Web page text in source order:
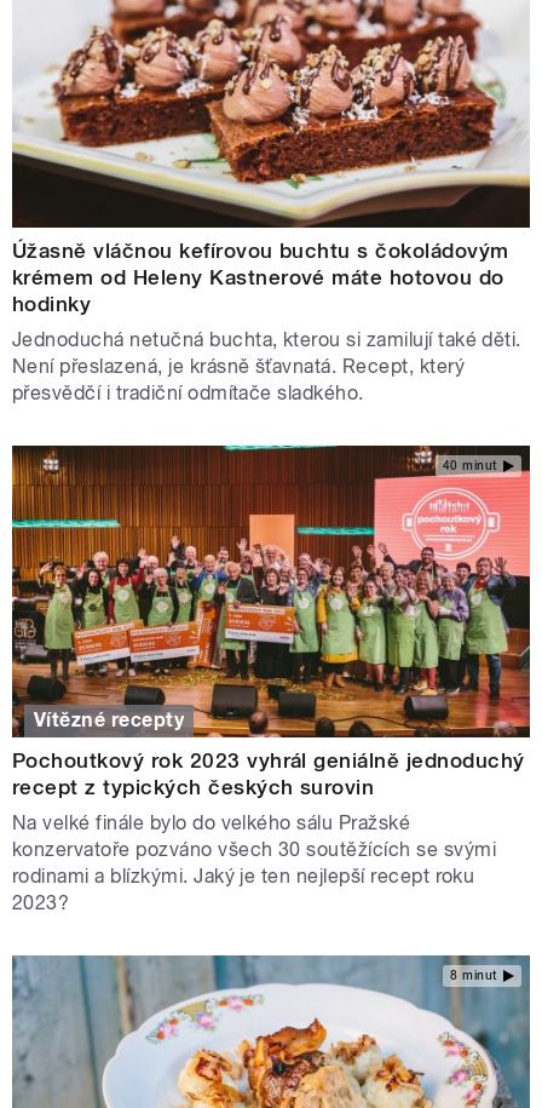
Úžasně vláčnou kefírovou buchtu s čokoládovým
krémem od Heleny Kastnerové máte hotovou do
hodinky
Jednoduchá netučná buchta, kterou si zamilují také děti.
Není přeslazená, je krásně šťavnatá. Recept, který
přesvědčí i tradiční odmítače sladkého.
40 minut
Vítězné recepty
Pochoutkový rok 2023 vyhrál geniálně jednoduchý
recept z typických českých surovin
Na velké finále bylo do velkého sálu Pražské
konzervatoře pozváno všech 30 soutěžících se svými
rodinami a blízkými. Jaký je ten nejlepší recept roku
2023?
8 minut